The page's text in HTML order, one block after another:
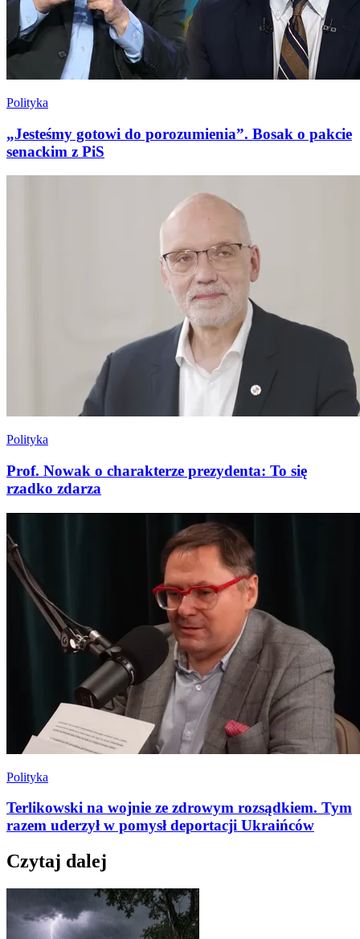
Polityka
„Jesteśmy gotowi do porozumienia”. Bosak o pakcie
senackim z PiS
Polityka
Prof. Nowak o charakterze prezydenta: To się
rzadko zdarza
Polityka
Terlikowski na wojnie ze zdrowym rozsądkiem. Tym
razem uderzył w pomysł deportacji Ukraińców
Czytaj dalej